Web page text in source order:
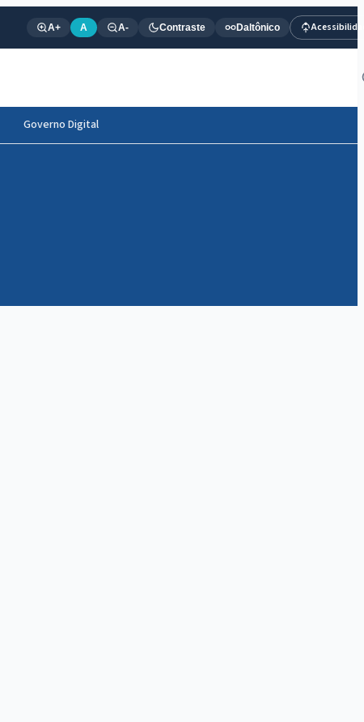
A+ A A- Contraste Daltônico
Governo Digital